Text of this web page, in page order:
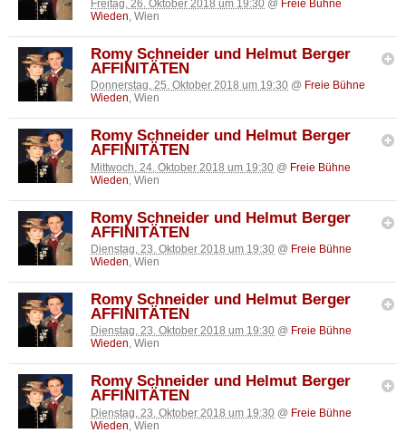
Freitag, 26. Oktober 2018 um 19:30 @ Freie Bühne
Wieden, Wien
Romy Schneider und Helmut Berger
AFFINITÄTEN
Donnerstag, 25. Oktober 2018 um 19:30 @ Freie Bühne
Wieden, Wien
Romy Schneider und Helmut Berger
AFFINITÄTEN
Mittwoch, 24. Oktober 2018 um 19:30 @ Freie Bühne
Wieden , Wien
Romy Schneider und Helmut Berger
AFFINITÄTEN
Dienstag, 23. Oktober 2018 um 19:30 @ Freie Bühne
Wieden, Wien
Romy Schneider und Helmut Berger
AFFINITÄTEN
Dienstag, 23. Oktober 2018 um 19:30 @ Freie Bühne
Wieden, Wien
Romy Schneider und Helmut Berger
AFFINITÄTEN
Dienstag, 23. Oktober 2018 um 19:30 @ Freie Bühne
Wieden , Wien